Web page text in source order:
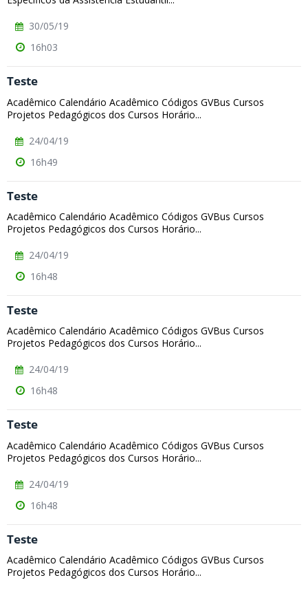
30/05/19
16h03
Teste
Acadêmico Calendário Acadêmico Códigos GVBus Cursos
Projetos Pedagógicos dos Cursos Horário...
24/04/19
16h49
Teste
Acadêmico Calendário Acadêmico Códigos GVBus Cursos
Projetos Pedagógicos dos Cursos Horário...
24/04/19
16h48
Teste
Acadêmico Calendário Acadêmico Códigos GVBus Cursos
Projetos Pedagógicos dos Cursos Horário...
24/04/19
16h48
Teste
Acadêmico Calendário Acadêmico Códigos GVBus Cursos
Projetos Pedagógicos dos Cursos Horário...
24/04/19
16h48
Teste
Acadêmico Calendário Acadêmico Códigos GVBus Cursos
Projetos Pedagógicos dos Cursos Horário...